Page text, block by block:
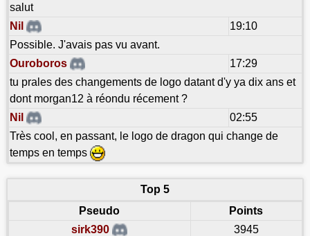
salut
Nil
19:10
Possible. J'avais pas vu avant.
Ouroboros
17:29
tu prales des changements de logo datant d'y ya dix ans et
dont morgan12 à réondu récement ?
Nil
02:55
Très cool, en passant, le logo de dragon qui change de
temps en temps
Top 5
Pseudo
Points
sirk390
3945